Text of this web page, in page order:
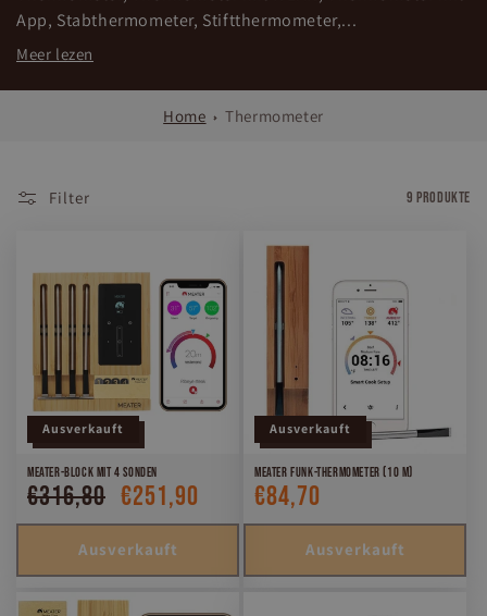
o
r
i
:
App, Stabthermometer, Stiftthermometer,...
Meer lezen
Home Thermometer
Filter 9 Produkte
Ausverkauft
Meater-Block mit 4 Sonden
Normaler
Preis
€316,80 Verkaufspreis
€251,90
Ausverkauft
Ausverkauft
Meater Funk-Thermometer (10 m)
Normaler
Preis
€84,70
Ausverkauft